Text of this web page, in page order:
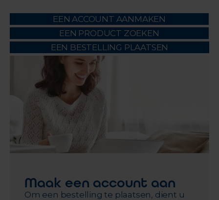
EEN ACCOUNT AANMAKEN
EEN PRODUCT ZOEKEN
EEN BESTELLING PLAATSEN
Maak een account aan
Om een bestelling te plaatsen, dient u